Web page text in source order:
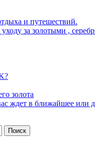
и путешествий.
за золотыми ,
золота
ждет в ближайшее или